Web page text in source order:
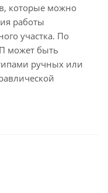
которые можно
работы
участка. По
может быть
ручных или